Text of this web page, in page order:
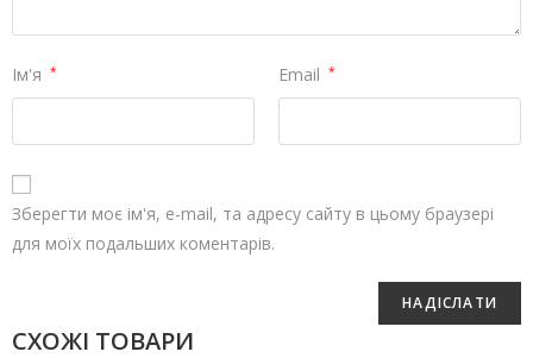
Ім'я * Email *
Зберегти моє ім'я, e-mail, та адресу сайту в цьому браузері
для моїх подальших коментарів.
СХОЖІ ТОВАРИ